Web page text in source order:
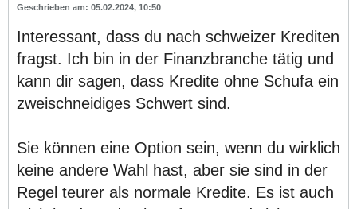
05.02.2024, 10:50
Interessant, dass du nach schweizer Krediten
fragst. Ich bin in der Finanzbranche tätig und
kann dir sagen, dass Kredite ohne Schufa ein
zweischneidiges Schwert sind.
Sie können eine Option sein, wenn du wirklich
keine andere Wahl hast, aber sie sind in der
Regel teurer als normale Kredite. Es ist auch